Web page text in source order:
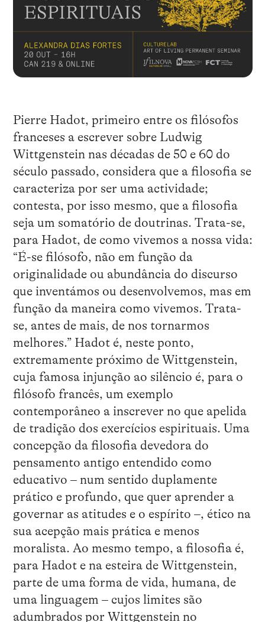
Pierre Hadot, primeiro entre os filósofos
franceses a escrever sobre Ludwig
Wittgenstein nas décadas de 50 e 60 do
século passado, considera que a filosofia se
caracteriza por ser uma actividade;
contesta, por isso mesmo, que a filosofia
seja um somatório de doutrinas. Trata-se,
para Hadot, de como vivemos a nossa vida:
“É-se filósofo, não em função da
originalidade ou abundância do discurso
que inventámos ou desenvolvemos, mas em
função da maneira como vivemos. Trata-
se, antes de mais, de nos tornarmos
melhores.” Hadot é, neste ponto,
extremamente próximo de Wittgenstein,
cuja famosa injunção ao silêncio é, para o
filósofo francês, um exemplo
contemporâneo a inscrever no que apelida
de tradição dos exercícios espirituais. Uma
concepção da filosofia devedora do
pensamento antigo entendido como
educativo – num sentido duplamente
prático e profundo, que quer aprender a
governar as atitudes e o espírito –, ético na
sua acepção mais prática e menos
moralista. Ao mesmo tempo, a filosofia é,
para Hadot e na esteira de Wittgenstein,
parte de uma forma de vida, humana, de
uma linguagem – cujos limites são
adumbrados por Wittgenstein no